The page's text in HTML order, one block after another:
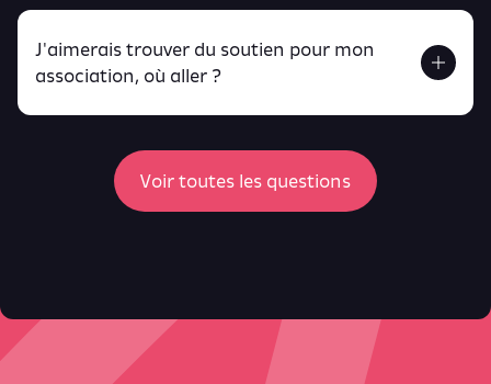
Retrouve toutes ces infos ici.
peux
retrouver ici
J'aimerais trouver du soutien pour mon
association, où aller ?
Voir toutes les questions